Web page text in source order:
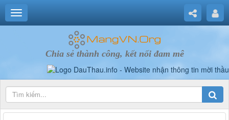
Chia sẻ thành công, kết nối đam mê